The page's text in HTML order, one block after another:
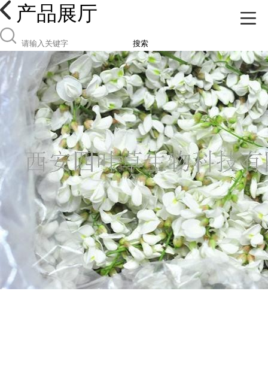
产品展厅
搜索